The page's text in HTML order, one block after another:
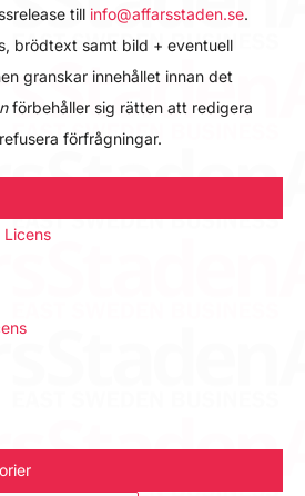
till info@affarsstaden.se.
brödtext samt bild + eventuell
granskar innehållet innan det
förbehåller sig rätten att redigera
förfrågningar.
Licens